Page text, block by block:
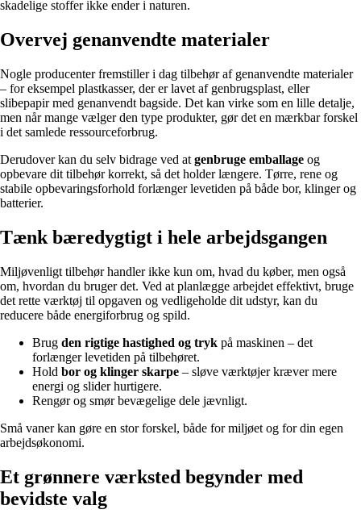
skadelige stoffer ikke ender i naturen.
Overvej genanvendte materialer
Nogle producenter fremstiller i dag tilbehør af genanvendte materialer
– for eksempel plastkasser, der er lavet af genbrugsplast, eller
slibepapir med genanvendt bagside. Det kan virke som en lille detalje,
men når mange vælger den type produkter, gør det en mærkbar forskel
i det samlede ressourceforbrug.
Derudover kan du selv bidrage ved at genbruge emballage og
opbevare dit tilbehør korrekt, så det holder længere. Tørre, rene og
stabile opbevaringsforhold forlænger levetiden på både bor, klinger og
batterier.
Tænk bæredygtigt i hele arbejdsgangen
Miljøvenligt tilbehør handler ikke kun om, hvad du køber, men også
om, hvordan du bruger det. Ved at planlægge arbejdet effektivt, bruge
det rette værktøj til opgaven og vedligeholde dit udstyr, kan du
reducere både energiforbrug og spild.
Brug den rigtige hastighed og tryk på maskinen – det
forlænger levetiden på tilbehøret.
Hold bor og klinger skarpe – sløve værktøjer kræver mere
energi og slider hurtigere.
Rengør og smør bevægelige dele jævnligt.
Små vaner kan gøre en stor forskel, både for miljøet og for din egen
arbejdsøkonomi.
Et grønnere værksted begynder med
bevidste valg